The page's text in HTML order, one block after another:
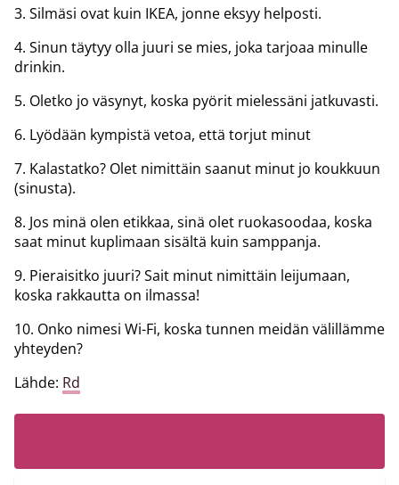
3. Silmäsi ovat kuin IKEA, jonne eksyy helposti.
4. Sinun täytyy olla juuri se mies, joka tarjoaa minulle
drinkin.
5. Oletko jo väsynyt, koska pyörit mielessäni jatkuvasti.
6. Lyödään kympistä vetoa, että torjut minut
7. Kalastatko? Olet nimittäin saanut minut jo koukkuun
(sinusta).
8. Jos minä olen etikkaa, sinä olet ruokasoodaa, koska
saat minut kuplimaan sisältä kuin samppanja.
9. Pieraisitko juuri? Sait minut nimittäin leijumaan,
koska rakkautta on ilmassa!
10. Onko nimesi Wi-Fi, koska tunnen meidän välillämme
yhteyden?
Lähde: Rd